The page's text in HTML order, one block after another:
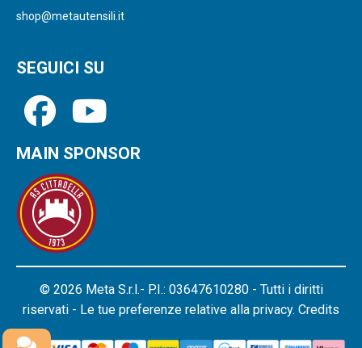
shop@metautensili.it
SEGUICI SU
MAIN SPONSOR
© 2026 Meta S.r.l.- P.I.: 03647610280 - Tutti i diritti
riservati - Le tue preferenze relative alla privacy. Credits